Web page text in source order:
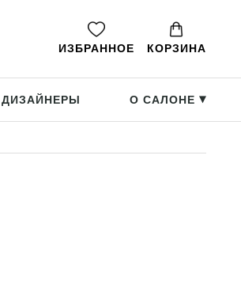
ИЗБРАННОЕ КОРЗИНА
ДИЗАЙНЕРЫ О САЛОНЕ ▸